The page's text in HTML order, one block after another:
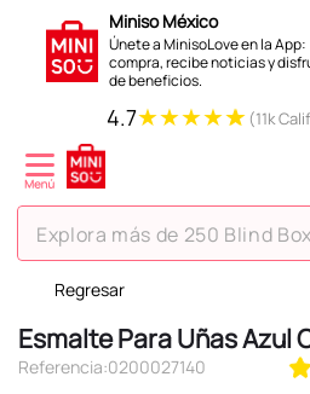
Miniso México
Únete a MinisoLove en la App:
compra, recibe noticias y
de beneficios.
4.7★★★★★ (11k
Explora más de 250 Blind Box
Regresar
Esmalte Para Uñas Azul
Referencia:0200027140
TÉRMINOS MÁS BUSCADOS
1.
hello kitty
2.
spiderman